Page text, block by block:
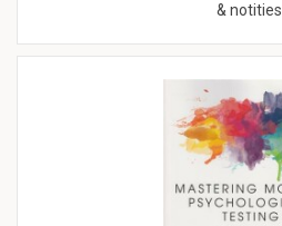
& notities